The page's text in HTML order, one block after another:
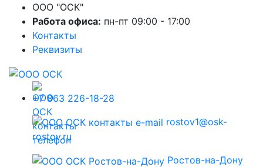
ООО "ОСК"
Работа офиса: пн-пт 09:00 - 17:00
Контакты
Реквизиты
+7 863 226-18-28
rostov1@osk-
rostov.ru
Ростов-на-Дону